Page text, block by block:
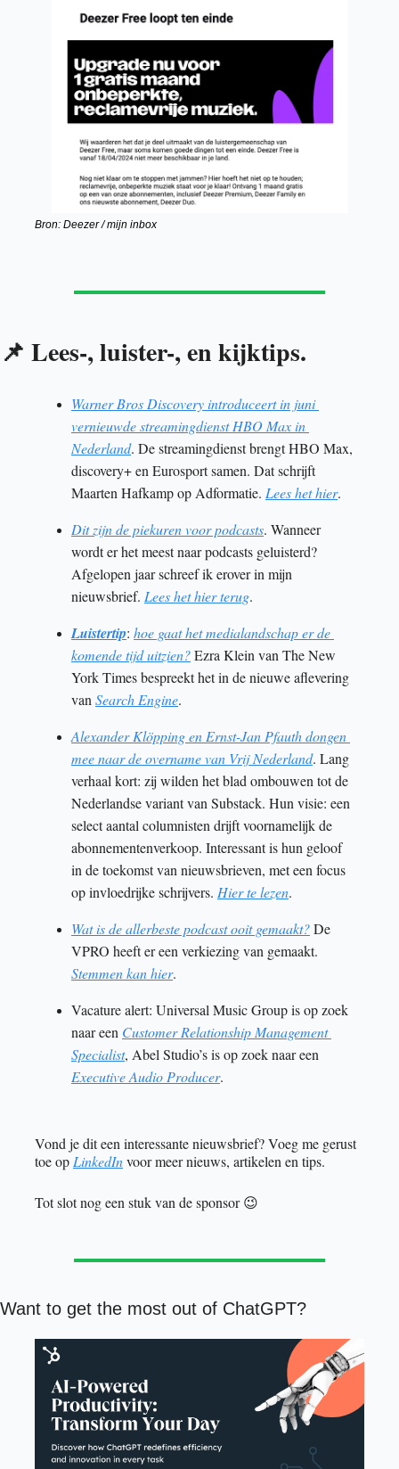
Bron: Deezer / mijn inbox
📌 Lees-, luister-, en kijktips.
Warner Bros Discovery introduceert in juni
vernieuwde streamingdienst HBO Max in
Nederland. De streamingdienst brengt HBO Max,
discovery+ en Eurosport samen. Dat schrijft
Maarten Hafkamp op Adformatie. Lees het hier.
Dit zijn de piekuren voor podcasts. Wanneer
wordt er het meest naar podcasts geluisterd?
Afgelopen jaar schreef ik erover in mijn
nieuwsbrief. Lees het hier terug.
Luistertip: hoe gaat het medialandschap er de
komende tijd uitzien? Ezra Klein van The New
York Times bespreekt het in de nieuwe aflevering
van Search Engine.
Alexander Klöpping en Ernst-Jan Pfauth dongen
mee naar de overname van Vrij Nederland. Lang
verhaal kort: zij wilden het blad ombouwen tot de
Nederlandse variant van Substack. Hun visie: een
select aantal columnisten drijft voornamelijk de
abonnementenverkoop. Interessant is hun geloof
in de toekomst van nieuwsbrieven, met een focus
op invloedrijke schrijvers. Hier te lezen.
Wat is de allerbeste podcast ooit gemaakt? De
Stemmen kan hier.
Vacature alert: Universal Music Group is op zoek
naar een Customer Relationship Management
Specialist
Executive Audio Producer.
Vond je dit een interessante nieuwsbrief? Voeg me gerust
toe op LinkedIn voor meer nieuws, artikelen en tips.
Tot slot nog een stuk van de sponsor 😉
Want to get the most out of ChatGPT?